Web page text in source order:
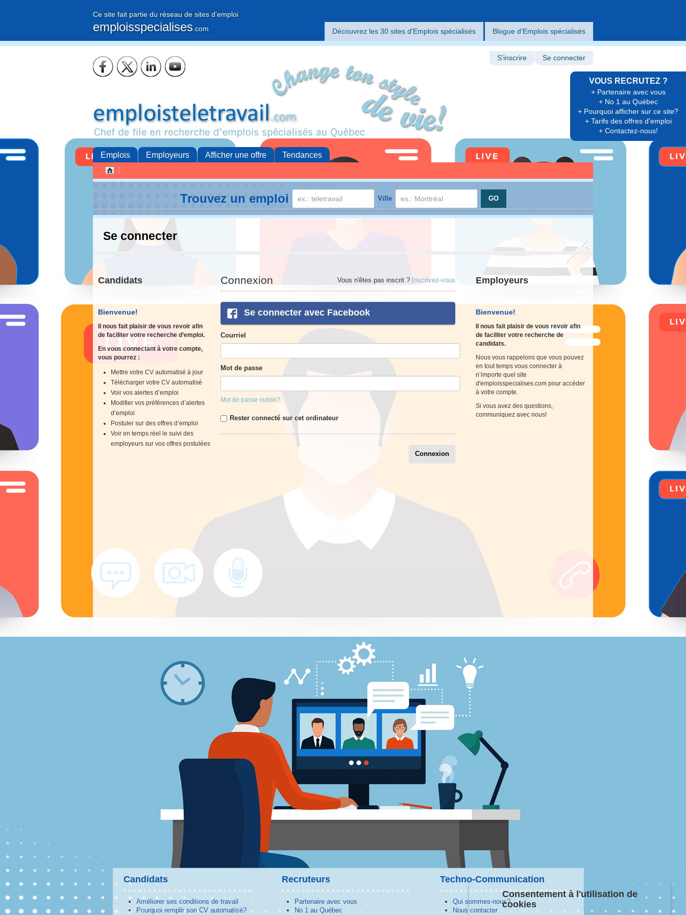
Ce site fait partie du réseau de sites d'emploi
emploisspecialises .com Découvrez les 30 sites d'Emplois spécialisés Blogue d'Emplois spécialisés
VOUS RECRUTEZ ?
+ Partenaire avec vous
+ No 1 au Québec
+ Pourquoi afficher sur ce site?
+ Tarifs des offres d'emploi
+ Contactez-nous!
S'inscrire Se connecter
Emplois Employeurs Afficher une offre Tendances
Trouvez un emploi Ville
Se connecter
Candidats
Bienvenue!
Il nous fait plaisir de vous revoir afin
de faciliter votre recherche d’emploi.
En vous connectant à votre compte,
vous pourrez :
Mettre votre CV automatisé à jour
Télécharger votre CV automatisé
Voir vos alertes d’emploi
Modifier vos préférences d’alertes
d’emploi
Postuler sur des offres d’emploi
Voir en temps réel le suivi des
employeurs sur vos offres postulées
Connexion Vous n'êtes pas inscrit ? Inscrivez-vous
Se connecter avec Facebook
Courriel
Mot de passe
Mot de passe oublié?
Rester connecté sur cet ordinateur
Employeurs
Bienvenue!
Il nous fait plaisir de vous revoir afin
de faciliter votre recherche de
candidats.
Nous vous rappelons que vous pouvez
en tout temps vous connecter à
n’importe quel site
d'emploisspecialises.com pour accéder
à votre compte.
Si vous avez des questions,
communiquez avec nous!
Candidats
Améliorer ses conditions de travail
Pourquoi remplir son CV automatisé?
Recruteurs
Partenaire avec vous
No 1 au Québec
Techno-Communication
Qui sommes-nous?
Nous contacter
Consentement à l'utilisation de
cookies